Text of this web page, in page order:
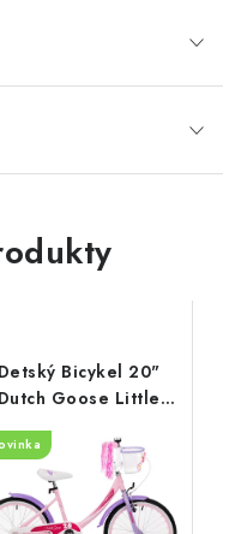
Detský Bicykel 20"
Dutch Goose Little
GIRL PINK